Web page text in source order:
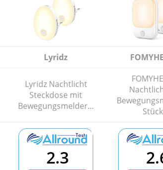
Lyridz
Lyridz Nachtlicht
Steckdose mit
Bewegungsmelder...
2.3